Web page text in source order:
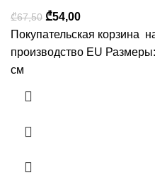
₾67,50 ₾54,00
Покупательская корзина
производство EU
см